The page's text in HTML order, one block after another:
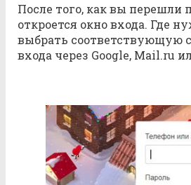
После того, как вы перешли
откроется окно входа. Где
выбрать соответствующую
входа через Google, Mail.ru